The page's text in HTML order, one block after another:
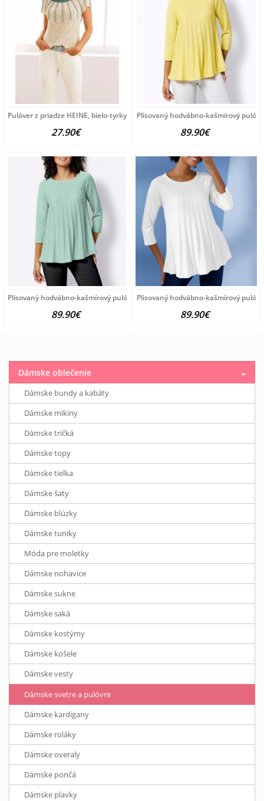
Pulóver z priadze HEINE, bielo-tyrkysový
27.90€
Plisovaný hodvábno-kašmírový
89.90€
Plisovaný hodvábno-kašmírový pulóver vzhľadom Création
89.90€
Plisovaný hodvábno-kašmírový
89.90€
Dámske oblečenie
Dámske bundy a kabáty
Dámske mikiny
Dámske tričká
Dámske topy
Dámske tielka
Dámske šaty
Dámske blúzky
Dámske tuniky
Móda pre moletky
Dámske nohavice
Dámske sukne
Dámske saká
Dámske kostýmy
Dámske košele
Dámske vesty
Dámske svetre a pulóvre
Dámske kardigany
Dámske roláky
Dámske overaly
Dámske pončá
Dámske plavky